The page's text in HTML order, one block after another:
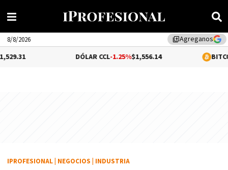
library_addAgreganos
8/8/2026
-1.25%$1,556.14 0.06%
IPROFESIONAL NEGOCIOS INDUSTRIA